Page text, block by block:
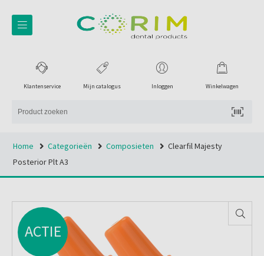
Winkelwagen
Inloggen
Mijn catalogus
Klantenservice
Home Categorieën Composieten
Clearfil Majesty
Posterior Plt A3
ACTIE